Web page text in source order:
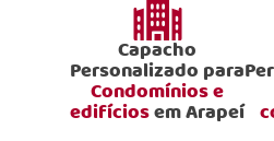
Capacho
Personalizado para
Condomínios e
edifíciosem Arapeí